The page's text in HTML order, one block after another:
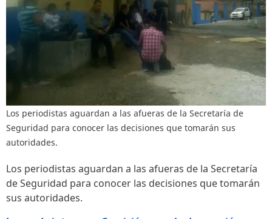
Los periodistas aguardan a las afueras de la Secretaría de
Seguridad para conocer las decisiones que tomarán sus
autoridades.
Los periodistas aguardan a las afueras de la Secretaría
de Seguridad para conocer las decisiones que tomarán
sus autoridades.